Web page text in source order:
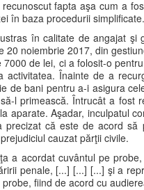
fapta aşa cum a
în baza procedurii simplificate.
în calitate de angajat
noiembrie 2017, din
de lei, ci a folosit-o
Înainte de a
de bani pentru a-i asigura
l primească. Întrucât a fost
aparate. Aşadar, inculpatul
că este de acord să
cauzat părţii civile.
a acordat cuvântul pe
penale, [...] [...] [...] şi a
fiind de acord cu